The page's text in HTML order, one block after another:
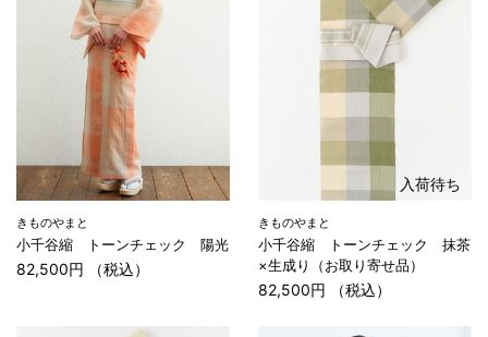
きものやまと
小千谷縮 トーンチェック 陽光
82,500円 （税込）
入荷待ち
きものやまと
小千谷縮 トーンチェック 抹茶
×生成り（お取り寄せ品）
82,500円 （税込）